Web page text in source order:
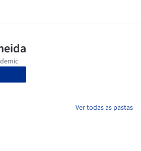
Ver todas as pastas